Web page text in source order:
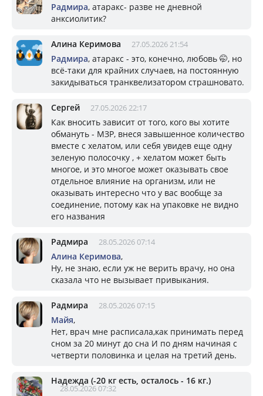
Радмира, атаракс- разве не дневной
анксиолитик?
Алина Керимова 27.05.2026 21:54
Радмира, атаракс - это, конечно, любовь 🤭, но
всё-таки для крайних случаев, на постоянную
закидываться транквелизатором страшновато.
Сергей 27.05.2026 22:17
Как вносить зависит от того, кого вы хотите
обмануть - МЗР, внеся завышенное количество
вместе с хелатом, или себя увидев еще одну
зеленую полосочку , + хелатом может быть
многое, и это многое может оказывать свое
отдельное влияние на организм, или не
оказывать интересно что у вас вообще за
соединение, потому как на упаковке не видно
его названия
Радмира 28.05.2026 07:14
Алина Керимова,
Ну, не знаю, если уж не верить врачу, но она
сказала что не вызывает привыкания.
Радмира 28.05.2026 07:15
Майя,
Нет, врач мне расписала,как принимать перед
сном за 20 минут до сна И по дням начиная с
четверти половинка и целая на третий день.
Надежда (-20 кг есть, осталось - 16 кг.)
28.05.2026 07:32